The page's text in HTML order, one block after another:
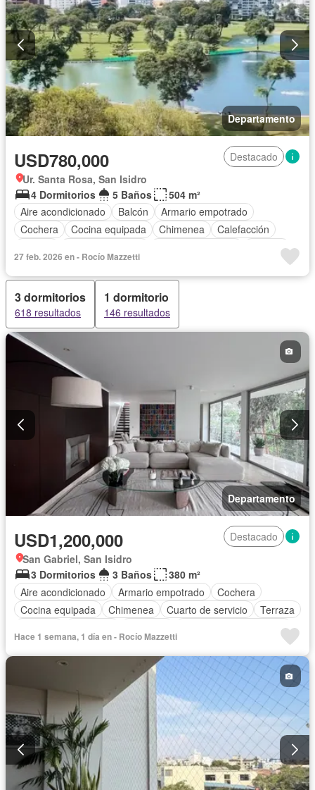
Departamento
USD780,000
Destacado
Ur. Santa Rosa, San Isidro
4 Dormitorios
5 Baños
504 m²
Aire acondicionado
Balcón
Armario empotrado
Cochera
Cocina equipada Chimenea
Calefacción
Terraza
Patio
Vigilante Jardín
Ascensor
Seguridad Parcialmente amoblado
27 feb. 2026 en - Rocío Mazzetti
3 dormitorios
618 resultados
1 dormitorio
146 resultados
Departamento
USD1,200,000
Destacado
San Gabriel, San Isidro
3 Dormitorios
3 Baños
380 m²
Aire acondicionado
Armario empotrado
Cochera
Cocina equipada
Chimenea Cuarto de servicio
Terraza
Parcialmente amoblado
Hace 1 semana, 1 día en - Rocío Mazzetti